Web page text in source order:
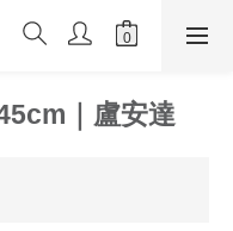
｜盧安達